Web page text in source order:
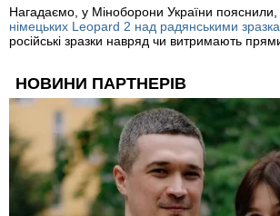
Нагадаємо, у Міноборони України
німецьких Leopard 2 над радянськими
російські зразки навряд чи витримають